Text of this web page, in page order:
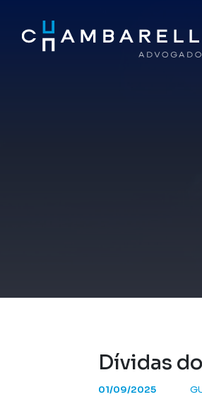
Dívidas
01/09/2025